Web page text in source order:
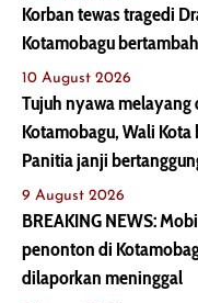
Korban tewas tragedi
Kotamobagu
10 August 2026
Tujuh nyawa melayang
Kotamobagu, Wali Kota
Panitia janji
9 August 2026
BREAKING NEWS:
penonton di
dilaporkan meninggal